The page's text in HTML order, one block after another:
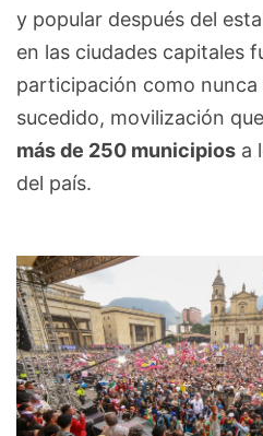
y popular después del
en las ciudades capitales
participación como nunca
sucedido, movilización
más de 250 municipios a
del país.